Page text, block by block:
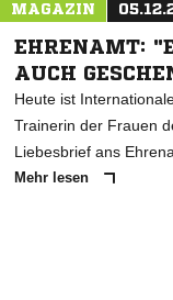
MAGAZIN
EHRENAMT:
AUCH
Heute ist
Trainerin der Frauen
Liebesbrief ans
Mehr lesen